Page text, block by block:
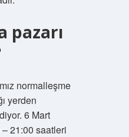
pazarı
normalleşme
yerden
6 Mart
21:00 saatleri